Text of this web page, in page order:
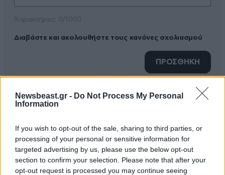
Newsbeast.gr - Do Not Process My Personal
Information
If you wish to opt-out of the sale, sharing to third parties, or
processing of your personal or sensitive information for
targeted advertising by us, please use the below opt-out
section to confirm your selection. Please note that after your
opt-out request is processed you may continue seeing
Διαβάστε και ακολουθήστε τους κανόνες σχολιασμού
ΠΡΟΣΘΗΚΗ